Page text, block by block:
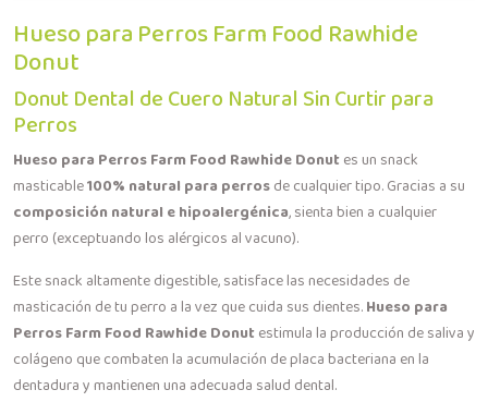
Hueso para Perros Farm Food Rawhide
Donut
Donut Dental de Cuero Natural Sin Curtir para
Perros
Hueso para Perros Farm Food Rawhide Donutes un snack
masticable100% natural para perrosde cualquier tipo. Gracias a su
composición natural e hipoalergénica, sienta bien a cualquier
perro (exceptuando los alérgicos al vacuno).
Este snack altamente digestible, satisface las necesidades de
masticación de tu perro a la vez que cuida sus dientes.Hueso para
Perros Farm Food Rawhide Donutestimula la producción de saliva y
colágeno que combaten la acumulación de placa bacteriana en la
dentadura y mantienen una adecuada salud dental.